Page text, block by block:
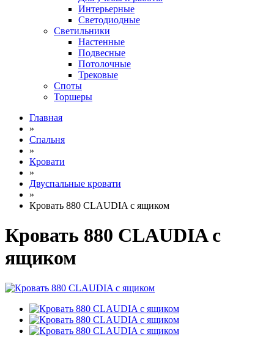
Интерьерные
Светодиодные
Светильники
Настенные
Подвесные
Потолочные
Трековые
Споты
Торшеры
Главная
»
Спальня
»
Кровати
»
Двуспальные кровати
»
Кровать 880 CLAUDIA с ящиком
Кровать 880 CLAUDIA с
ящиком